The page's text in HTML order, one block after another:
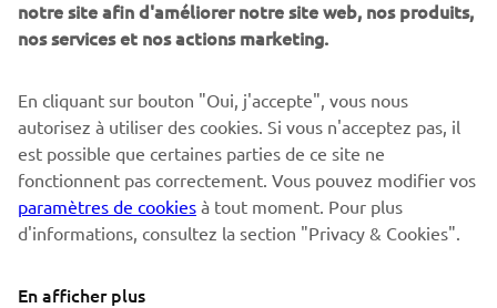
S'ABONNER
Lisez notre politique de confidentialité pour savoir comment
nous traitons vos données personnelles : Politique de
Confidentialité
notre site afin d'améliorer notre site web, nos produits,
nos services et nos actions marketing.
En cliquant sur bouton "Oui, j'accepte", vous nous
autorisez à utiliser des cookies. Si vous n'acceptez pas, il
est possible que certaines parties de ce site ne
fonctionnent pas correctement. Vous pouvez modifier vos
paramètres de cookies à tout moment. Pour plus
d'informations, consultez la section "Privacy & Cookies".
En afficher plus